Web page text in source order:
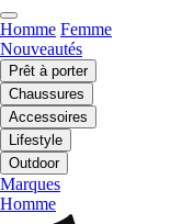
Homme Femme
Nouveautés
Prêt à porter
Chaussures
Accessoires
Lifestyle
Outdoor
Marques
Homme